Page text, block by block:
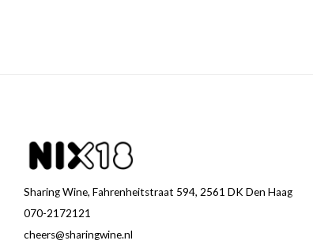
Sharing Wine, Fahrenheitstraat 594, 2561 DK Den Haag
070-2172121
cheers@sharingwine.nl